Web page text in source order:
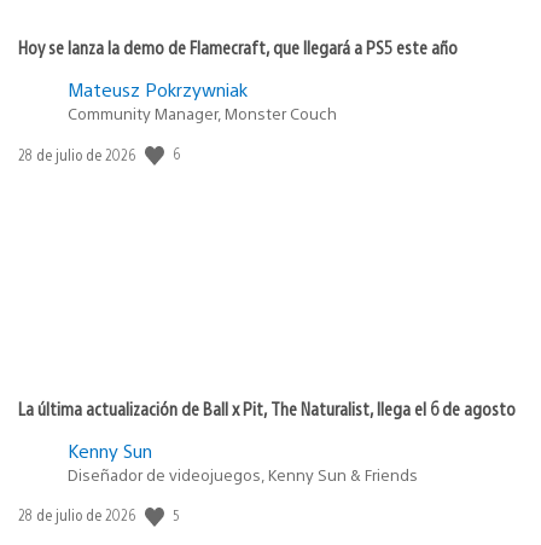
Hoy se lanza la demo de Flamecraft, que llegará a PS5 este año
Mateusz Pokrzywniak
Community Manager, Monster Couch
Fecha
28 de julio de 2026 6
La última actualización de Ball x Pit, The Naturalist, llega el 6 de agosto
Kenny Sun
Diseñador de videojuegos, Kenny Sun & Friends
Fecha
28 de julio de 2026 5